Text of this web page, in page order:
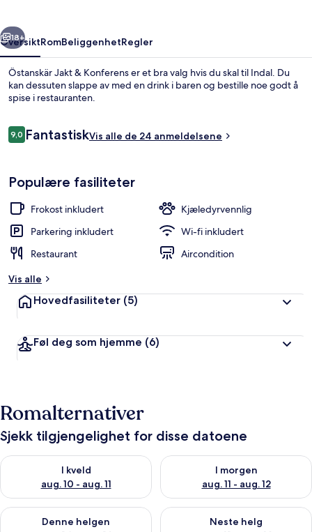
Neste
18+
OversiktRomBeliggenhetRegler
Östanskär Jakt & Konferens er et bra valg hvis du skal til Indal. Du
kan dessuten slappe av med en drink i baren og bestille noe godt å
spise i restauranten.
Anmeldelser
9,09,0 av 10 –
FantastiskVis alle de 24 anmeldelsene
Populære fasiliteter
Frokost inkludert
Kjæledyrvennlig
Parkering inkludert
Wi-fi inkludert
Restaurant
Aircondition
Vis alle
Hovedfasiliteter (5)
Føl deg som hjemme (6)
Romalternativer
Sjekk tilgjengelighet for disse datoene
I kveld
aug. 10 - aug. 11
Sjekk tilgjengelighet for i kveld, aug. 10 - aug. 11
I morgen
aug. 11 - aug. 12
Sjekk tilgjengelighet for i
Denne helgen
Sjekk tilgjengelighet for denne helgen, aug. 14 - aug. 16
Neste helg
Sjekk tilgjengelighet for